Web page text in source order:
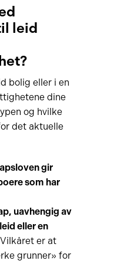
leid
bolig eller i en
dine
og hvilke
det aktuelle
gir
som har
, uavhengig av
eller en
er at
grunner» for